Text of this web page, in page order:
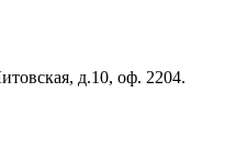
д.10, оф. 2204.